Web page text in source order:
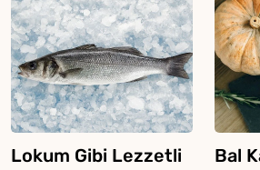
Lokum Gibi Lezzetli
Bal